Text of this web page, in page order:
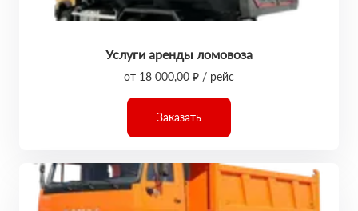
Услуги аренды ломовоза
от 18 000,00 ₽ / рейс
Заказать